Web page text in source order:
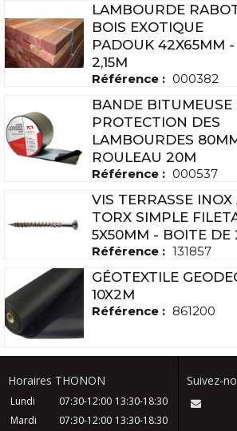
LAMBOURDE
BOIS EXOTIQUE
PADOUK 42X65MM -
2,15M
Référence : 000382
BANDE BITUMEUSE
PROTECTION DES
LAMBOURDES
ROULEAU 20M
Référence : 000537
VIS TERRASSE INOX
TORX SIMPLE
5X50MM - BOITE DE
Référence : 131857
GÉOTEXTILE
10X2M
Référence : 861200
Horaires THONON
Lundi 07:30-12:00 13:30-18:30
Mardi
07:30-12:00 13:30-18:30
Suivez-